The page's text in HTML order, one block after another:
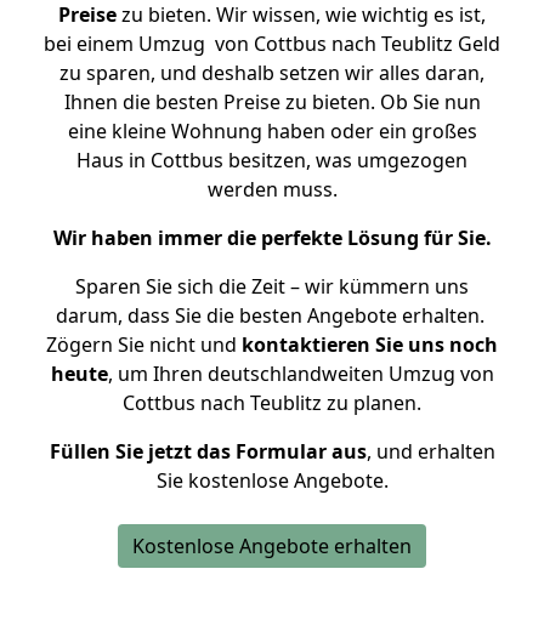
Preisezu bieten. Wir wissen, wie wichtig es ist,
bei einem Umzug von Cottbus nach Teublitz Geld
zu sparen, und deshalb setzen wir alles daran,
Ihnen die besten Preise zu bieten. Ob Sie nun
eine kleine Wohnung haben oder ein großes
Haus in Cottbus besitzen, was umgezogen
werden muss.
Wir haben immer die perfekte Lösung für Sie.
Sparen Sie sich die Zeit – wir kümmern uns
darum, dass Sie die besten Angebote erhalten.
Zögern Sie nicht und kontaktieren Sie uns noch
heute, um Ihren deutschlandweiten Umzug von
Cottbus nach Teublitz zu planen.
Füllen Sie jetzt das Formular aus, und erhalten
Sie kostenlose Angebote.
Kostenlose Angebote erhalten